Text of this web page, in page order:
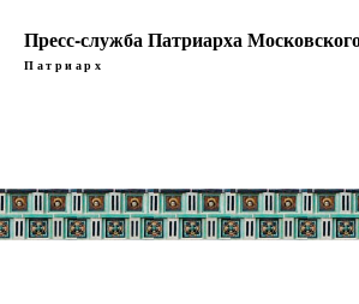
Пресс-служба Патриарха
Патриарх